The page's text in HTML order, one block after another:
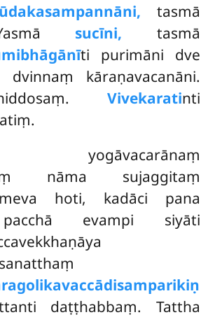
tasmā
sucīni, tasmā
ti purimāni dve
dvinnaṃ kāraṇavacanāni.
Vivekaratinti
yogāvacarānaṃ
nāma sujaggitaṃ
hoti, kadāci pana
evampi siyāti
daṭṭhabbaṃ. Tattha